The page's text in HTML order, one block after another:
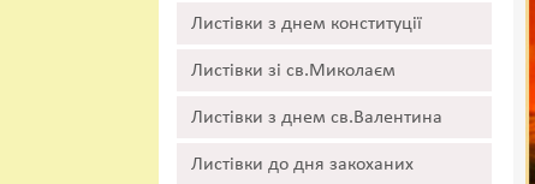
Листівки з днем конституції
Листівки зі св.Миколаєм
Листівки з днем св.Валентина
Листівки до дня закоханих